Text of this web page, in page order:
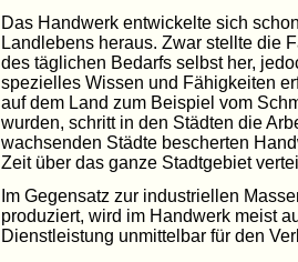
Das Handwerk entwickelte sich
Landlebens heraus. Zwar stellte die
des täglichen Bedarfs selbst her,
spezielles Wissen und Fähigkeiten
auf dem Land zum Beispiel vom
wurden, schritt in den Städten die
wachsenden Städte bescherten
Zeit über das ganze Stadtgebiet
Im Gegensatz zur industriellen
produziert, wird im Handwerk meist
Dienstleistung unmittelbar für den